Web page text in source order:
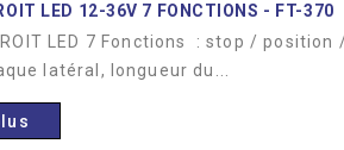
LED 12-36V 7 FONCTIONS - FT-370
DROIT LED 7 Fonctions : stop /
latéral, longueur du...